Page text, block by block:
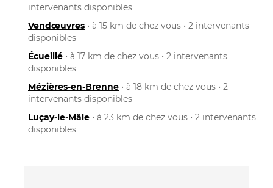
intervenants disponibles
Vendœuvres • à 15 km de chez vous • 2 intervenants
disponibles
Écueillé • à 17 km de chez vous • 2 intervenants
disponibles
Mézières-en-Brenne • à 18 km de chez vous • 2
intervenants disponibles
Luçay-le-Mâle • à 23 km de chez vous • 2 intervenants
disponibles